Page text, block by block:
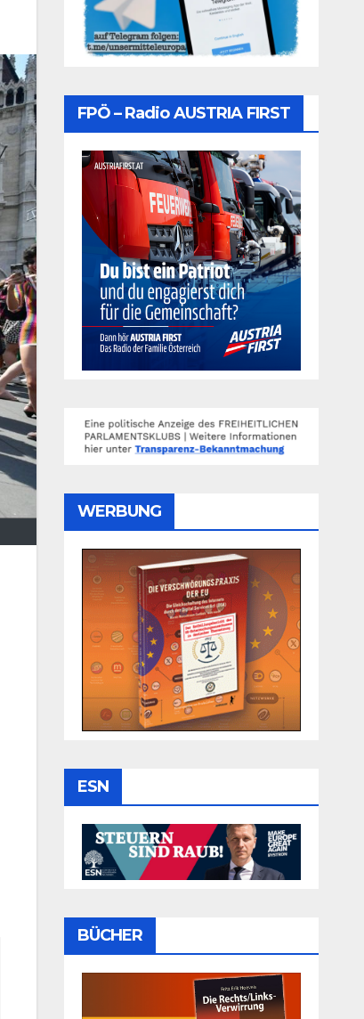
FPÖ – Radio AUSTRIA FIRST
WERBUNG
ESN
BÜCHER